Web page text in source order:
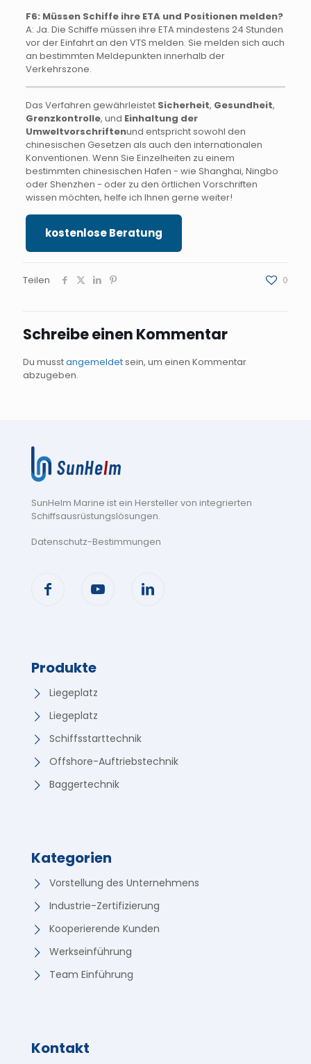
F6: Müssen Schiffe ihre ETA und Positionen melden?
A: Ja. Die Schiffe müssen ihre ETA mindestens 24 Stunden
vor der Einfahrt an den VTS melden. Sie melden sich auch
an bestimmten Meldepunkten innerhalb der
Verkehrszone.
Das Verfahren gewährleistet Sicherheit, Gesundheit,
Grenzkontrolle, und Einhaltung der
Umweltvorschriftenund entspricht sowohl den
chinesischen Gesetzen als auch den internationalen
Konventionen. Wenn Sie Einzelheiten zu einem
bestimmten chinesischen Hafen - wie Shanghai, Ningbo
oder Shenzhen - oder zu den örtlichen Vorschriften
wissen möchten, helfe ich Ihnen gerne weiter!
kostenlose Beratung
Teilen 0
Schreibe einen Kommentar
Du musstangemeldetsein, um einen Kommentar
abzugeben.
SunHelm Marine ist ein Hersteller von integrierten
Schiffsausrüstungslösungen.
Datenschutz-Bestimmungen
Produkte
Liegeplatz
Liegeplatz
Schiffsstarttechnik
Offshore-Auftriebstechnik
Baggertechnik
Kategorien
Vorstellung des Unternehmens
Industrie-Zertifizierung
Kooperierende Kunden
Werkseinführung
Team Einführung
Kontakt
Korean